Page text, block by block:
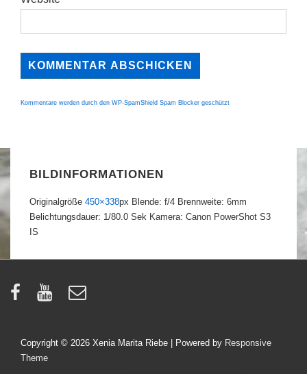
Kommentare werden durch den WP-SpamShield Spam Blocker geschützt
BILDINFORMATIONEN
Originalgröße 450×338px Blende: f/4 Brennweite: 6mm
Belichtungsdauer: 1/80.0 Sek Kamera: Canon PowerShot S3
IS
Copyright © 2026 Xenia Marita Riebe | Powered by Responsive
Theme